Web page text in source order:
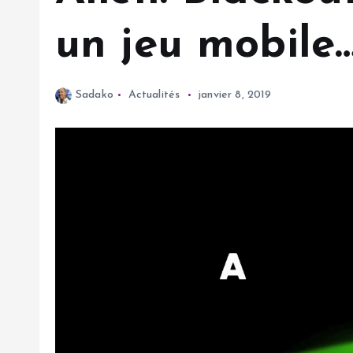
un jeu
Sadako Actualités janvier 8, 2019